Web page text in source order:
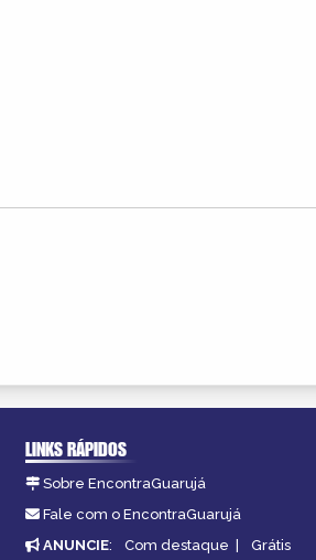
LINKS RÁPIDOS
Sobre EncontraGuarujá
Fale com o EncontraGuarujá
ANUNCIE: Com destaque | Grátis